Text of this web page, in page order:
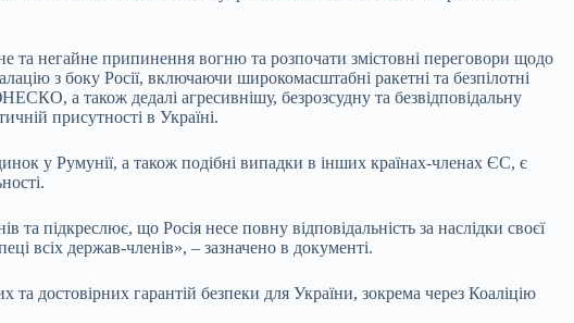
та негайне припинення вогню та розпочати змістовні переговори щодо
з боку Росії, включаючи широкомасштабні ракетні та безпілотні
а також дедалі агресивнішу, безрозсудну та безвідповідальну
присутності в Україні.
у Румунії, а також подібні випадки в інших країнах-членах ЄС, є
підкреслює, що Росія несе повну відповідальність за наслідки своєї
всіх держав-членів», – зазначено в документі.
достовірних гарантій безпеки для України, зокрема через Коаліцію